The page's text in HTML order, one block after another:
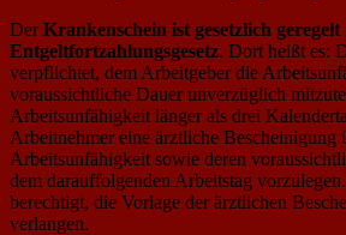
Der Krankenschein ist gesetzlich geregelt
Entgeltfortzahlungsgesetz. Dort heißt es:
verpflichtet, dem Arbeitgeber die
voraussichtliche Dauer unverzüglich
Arbeitsunfähigkeit länger als drei
Arbeitnehmer eine ärztliche Bescheinigung
Arbeitsunfähigkeit sowie deren
dem darauffolgenden Arbeitstag
berechtigt, die Vorlage der ärztlichen
verlangen.